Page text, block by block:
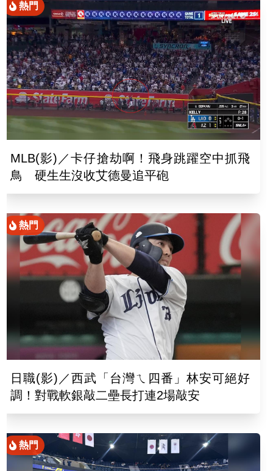
熱門
MLB(影)／卡仔搶劫啊！飛身跳躍空中抓飛
鳥 硬生生沒收艾德曼追平砲
熱門
日職(影)／西武「台灣ㄟ四番」林安可絕好
調！對戰軟銀敲二壘長打連2場敲安
熱門